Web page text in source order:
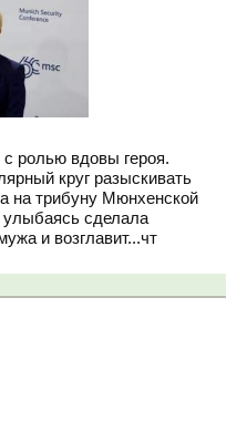
ролью вдовы героя.
круг разыскивать
на трибуну Мюнхенской
улыбаясь сделала
и возглавит...чт